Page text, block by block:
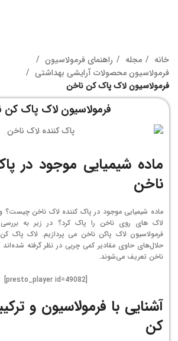
خانه مجله
راهنمای فرمولاسیون
فرمولاسیون محصولات آرایشی بهداشتی
فرمولاسیون لاک پاک کن ناخن
فرمولاسیون لاک پاک کن
ماده شیمیایی موجود در
ناخن
ماده شیمیایی موجود در پاک کننده لاک ناخن چیست؟
لاک های روی ناخن را پاک کرد؟ در زیر به
فرمولاسیون لاک پاکن ناخن می پردازیم. لاک پاک
حلال‌های حاوی مقادیر کمی چربی در نظر گرفته شده‌اند
ناخن تعریف می‌شوند.
[presto_player id=49082]
آشنایی با فرمولاسیون و
کن